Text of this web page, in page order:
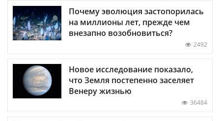
Почему эволюция застопорилась
на миллионы лет, прежде чем
внезапно возобновиться?
2492
Новое исследование показало,
что Земля постепенно заселяет
Венеру жизнью
36484